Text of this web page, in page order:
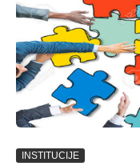
INSTITUCIJE